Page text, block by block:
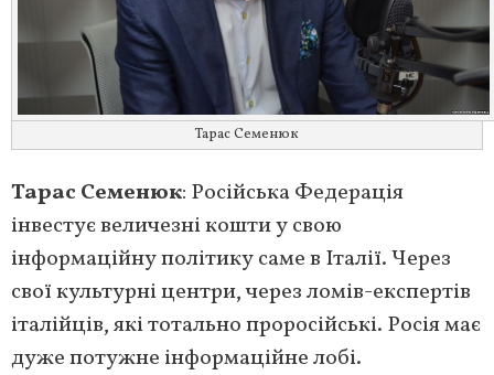
Тарас Семенюк
Тарас Семенюк: Російська Федерація
інвестує величезні кошти у свою
інформаційну політику саме в Італії. Через
свої культурні центри, через ломів-експертів
італійців, які тотально проросійські. Росія має
дуже потужне інформаційне лобі.